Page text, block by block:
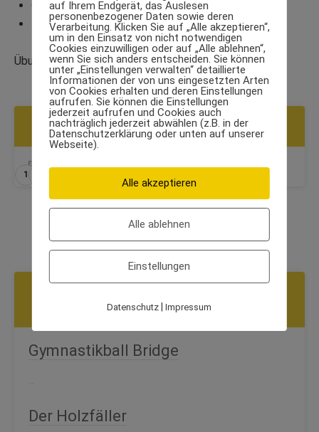
Quadratischer Lendenmuskel
Zweiköpfiger Oberschenkelmuskel
Übung bewerten
SCHRITTE
1
RUECKEN
Gymnastikball Bridge
Der Holzfäller
auf Ihrem Endgerät, das Auslesen
personenbezogener Daten sowie deren
Verarbeitung. Klicken Sie auf „Alle akzeptieren“,
um in den Einsatz von nicht notwendigen
Cookies einzuwilligen oder auf „Alle ablehnen“,
wenn Sie sich anders entscheiden. Sie können
unter „Einstellungen verwalten“ detaillierte
Informationen der von uns eingesetzten Arten
von Cookies erhalten und deren Einstellungen
aufrufen. Sie können die Einstellungen
jederzeit aufrufen und Cookies auch
nachträglich jederzeit abwählen (z.B. in der
Datenschutzerklärung oder unten auf unserer
Webseite).
Alle akzeptieren
Alle ablehnen
Einstellungen
Datenschutz |Impressum